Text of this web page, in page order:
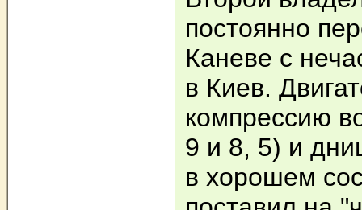
постоянно
Каневе с
в Киев.
компрессию
9 и 8, 5) и
в хорошем